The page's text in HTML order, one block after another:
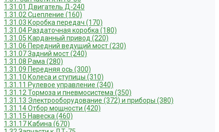
1.31.01 Двигатель Д-240
1.31.02 Сцепление (160)
1.31.03 Коробка передач (170)
1.31.04 Раздаточная коробка (180)
1.31.05 Карданный привод (220)
1.31.06 Передний ведущий мост (230)
1.31.07 Задний мост (240)
1.31.08 Рама (280)
1.31.09 Передняя ось (300)
1.31.10 Колеса и ступицы (310)
1.31.11 Рулевое управление (340)
1.31.12 Тормоза и пневмосистема (350)
1.31.13 Электрооборудование (372) и приборы (380)
1.31.14 Отбор мощности (420)
1.31.15 Навеска (460)
1.31.17 Кабина (670)